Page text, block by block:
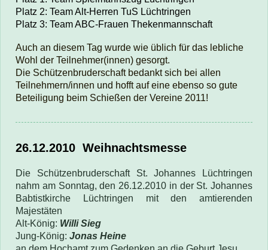
Platz 2: Team Alt-Herren TuS Lüchtringen
Platz 3: Team ABC-Frauen Thekenmannschaft
Auch an diesem Tag wurde wie üblich für das lebliche
Wohl der Teilnehmer(innen) gesorgt.
Die Schützenbruderschaft bedankt sich bei allen
Teilnehmern/innen und hofft auf eine ebenso so gute
Beteiligung beim Schießen der Vereine 2011!
26.12.2010 Weihnachtsmesse
Die Schützenbruderschaft St. Johannes Lüchtringen
nahm am Sonntag, den 26.12.2010 in der St. Johannes
Babtistkirche Lüchtringen mit den amtierenden
Majestäten
Alt-König: Willi Sieg
Jung-König: Jonas Heine